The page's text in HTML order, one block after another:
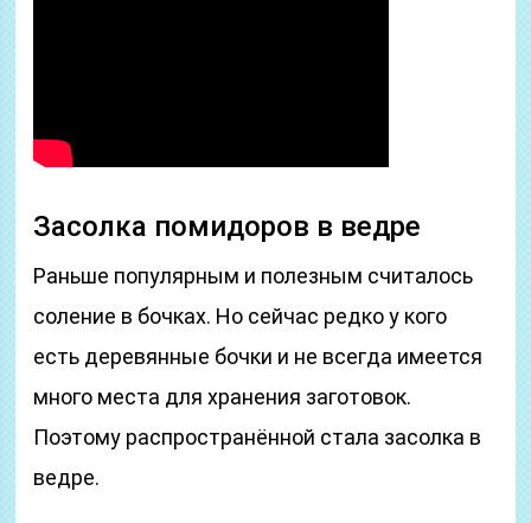
Засолка помидоров в ведре
Раньше популярным и полезным считалось
соление в бочках. Но сейчас редко у кого
есть деревянные бочки и не всегда имеется
много места для хранения заготовок.
Поэтому распространённой стала засолка в
ведре.